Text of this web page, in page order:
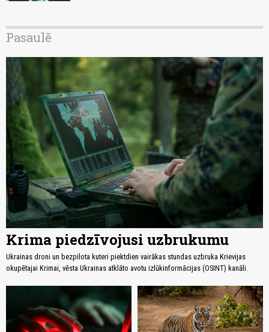
Pasaulē
Krima piedzīvojusi uzbrukumu
Ukrainas droni un bezpilota kuteri piektdien vairākas stundas uzbruka Krievijas
okupētajai Krimai, vēsta Ukrainas atklāto avotu izlūkinformācijas (OSINT) kanāli.